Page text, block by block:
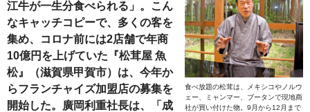
食べ放題の松茸は、メキシコやノルウ
ェー、ミャンマー、ブータンで現地商
社が買い付けた物。9月から12月まで
江牛が一生分食べられる」。こん
なキャッチコピーで、多くの客を
集め、コロナ前には2店舗で年商
10億円を上げていた『松茸屋 魚
松』（滋賀県甲賀市）は、今年か
らフランチャイズ加盟店の募集を
開始した。廣岡利重社長は、「成